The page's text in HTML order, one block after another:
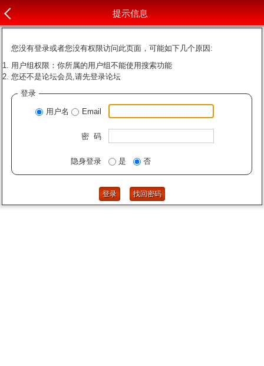
提示信息
您没有登录或者您没有权限访问此页面，可能如下几个原因:
用户组权限：你所属的用户组不能使用搜索功能
您还不是论坛会员,请先登录论坛
登录
用户名 Email
密 码
隐身登录 是 否